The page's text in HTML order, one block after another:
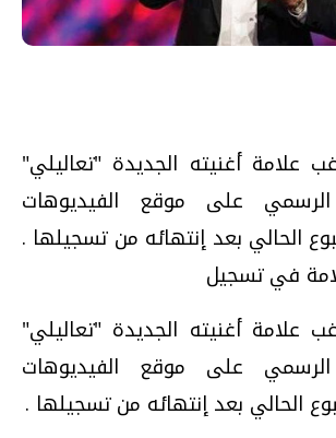
علامة أغنيته الجديدة "تعاليلي"
على موقع الفيديوهات
الحالي بعد إنتهائه من تسجيلها .
في تسجيل
علامة أغنيته الجديدة "تعاليلي"
على موقع الفيديوهات
الحالي بعد إنتهائه من تسجيلها .